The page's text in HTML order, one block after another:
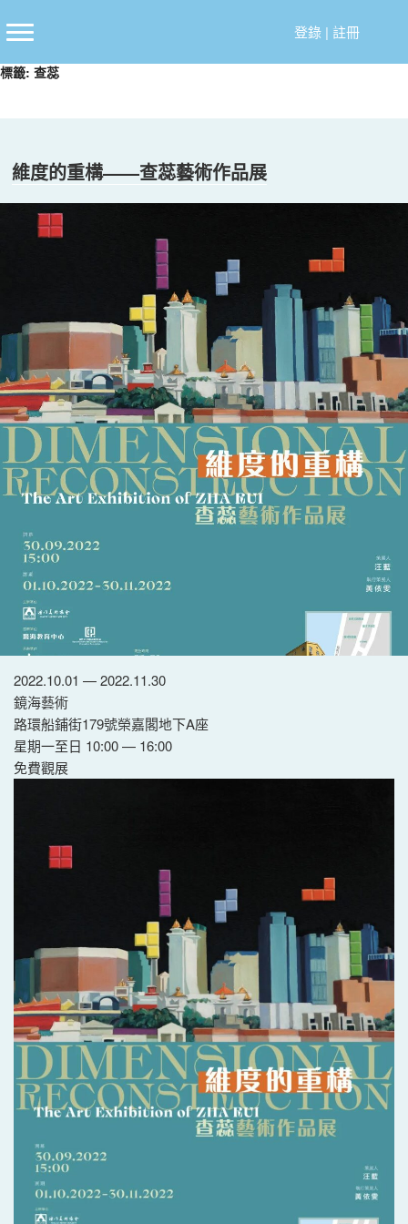
至
要
登錄| 註冊
標籤: 查蕊
維度的重構——查蕊藝術作品展
2022.10.01 — 2022.11.30
鏡海藝術
路環船鋪街179號榮嘉閣地下A座
星期一至日 10:00 — 16:00
免費觀展